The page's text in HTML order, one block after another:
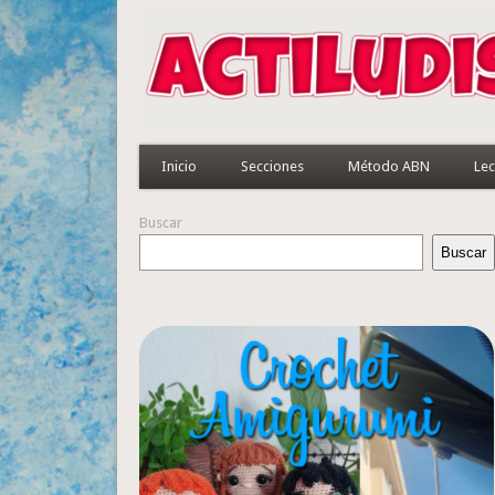
Inicio Secciones Método ABN
Buscar
Buscar